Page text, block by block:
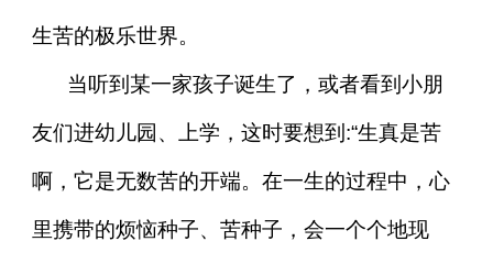
生苦的极乐世界。
当听到某一家孩子诞生了，或者看到小朋
友们进幼儿园、上学，这时要想到:“生真是苦
啊，它是无数苦的开端。在一生的过程中，心
里携带的烦恼种子、苦种子，会一个个地现